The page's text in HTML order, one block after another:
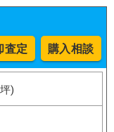
査定 購入相談
)